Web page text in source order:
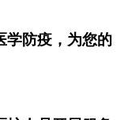
学防疫，为您的